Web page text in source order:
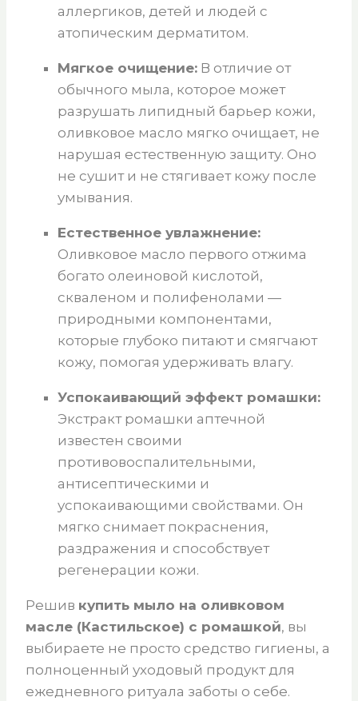
аллергиков, детей и людей с
атопическим дерматитом.
Мягкое очищение: В отличие от
обычного мыла, которое может
разрушать липидный барьер кожи,
оливковое масло мягко очищает, не
нарушая естественную защиту. Оно
не сушит и не стягивает кожу после
умывания.
Естественное увлажнение:
Оливковое масло первого отжима
богато олеиновой кислотой,
скваленом и полифенолами —
природными компонентами,
которые глубоко питают и смягчают
кожу, помогая удерживать влагу.
Успокаивающий эффект ромашки:
Экстракт ромашки аптечной
известен своими
противовоспалительными,
антисептическими и
успокаивающими свойствами. Он
мягко снимает покраснения,
раздражения и способствует
регенерации кожи.
Решив купить мыло на оливковом
масле (Кастильское) с ромашкой, вы
выбираете не просто средство гигиены, а
полноценный уходовый продукт для
ежедневного ритуала заботы о себе.